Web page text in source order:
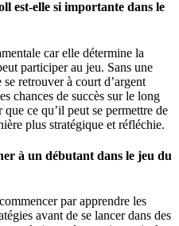
est-elle si importante dans le
car elle détermine la
participer au jeu. Sans une
retrouver à court d’argent
chances de succès sur le long
ce qu’il peut se permettre de
plus stratégique et réfléchie.
à un débutant dans le jeu du
par apprendre les
avant de se lancer dans des